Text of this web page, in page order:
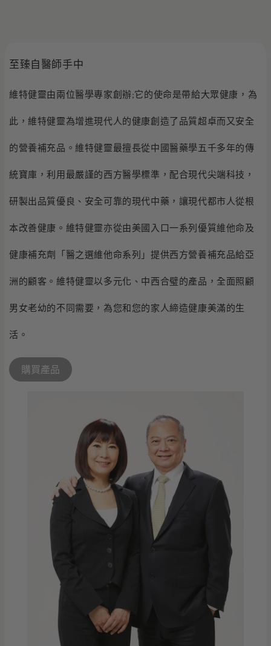
至臻自醫師手中
維特健靈由兩位醫學專家創辦;它的使命是帶給大眾健康，為
此，維特健靈為增進現代人的健康創造了品質超卓而又安全
的營養補充品。維特健靈最擅長從中國醫藥學五千多年的傳
統寶庫，利用最嚴謹的西方醫學標準，配合現代尖端科技，
研製出品質優良、安全可靠的現代中藥，讓現代都市人從根
本改善健康。維特健靈亦從由美國入口一系列優質維他命及
健康補充劑「醫之選維他命系列」提供西方營養補充品給亞
洲的顧客。維特健靈以多元化、中西合璧的產品，全面照顧
男女老幼的不同需要，為您和您的家人締造健康美滿的生
活。
購買產品